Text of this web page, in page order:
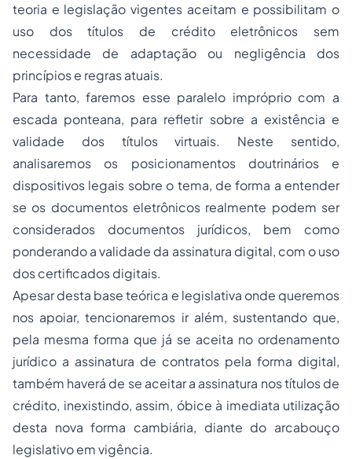
teoria e legislação vigentes aceitam e possibilitam o
uso dos títulos de crédito eletrônicos sem
necessidade de adaptação ou negligência dos
princípios e regras atuais.
Para tanto, faremos esse paralelo impróprio com a
escada ponteana, para refletir sobre a existência e
validade dos títulos virtuais. Neste sentido,
analisaremos os posicionamentos doutrinários e
dispositivos legais sobre o tema, de forma a entender
se os documentos eletrônicos realmente podem ser
considerados documentos jurídicos, bem como
ponderando a validade da assinatura digital, com o uso
dos certificados digitais.
Apesar desta base teórica e legislativa onde queremos
nos apoiar, tencionaremos ir além, sustentando que,
pela mesma forma que já se aceita no ordenamento
jurídico a assinatura de contratos pela forma digital,
também haverá de se aceitar a assinatura nos títulos de
crédito, inexistindo, assim, óbice à imediata utilização
desta nova forma cambiária, diante do arcabouço
legislativo em vigência.